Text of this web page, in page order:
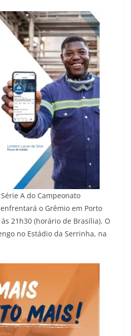
A do Campeonato
o Grêmio em Porto
21h30 (horário de Brasília). O
no Estádio da Serrinha, na